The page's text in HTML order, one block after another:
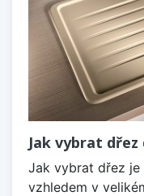
Jak vybrat dřez
Jak vybrat dřez je
vzhledem v